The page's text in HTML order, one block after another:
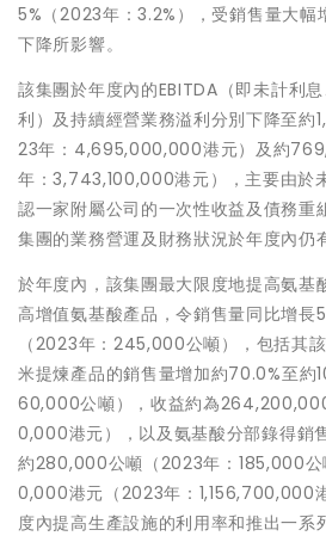
5%（2023年：3.2%），受銷售量大幅
下降所影響。
該集團於年度內的EBITDA（即未計利
利）及持續經營業務溢利分別下降至
23年：4,695,000,000港元）及約
年：3,743,100,000港元），主要由於
認一家附屬公司的一次性收益及債務重
集團的業務營運及財務狀況於年度內仍
於年度內，該集團最大限度地提高氨基
高增值氨基酸產品，令銷售量同比增
（2023年：245,000公噸），包括其
米提煉產品的銷售量增加約70.0%至約
60,000公噸），收益約為
0,000港元），以及氨基酸分部錄得銷
約280,000公噸（2023年：185,000公
0,000港元（2023年：1,156,700,000
度內提高生產設施的利用率和推出一系